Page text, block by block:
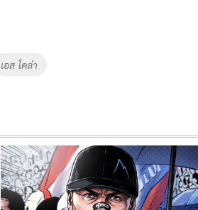
เอส โคล่า